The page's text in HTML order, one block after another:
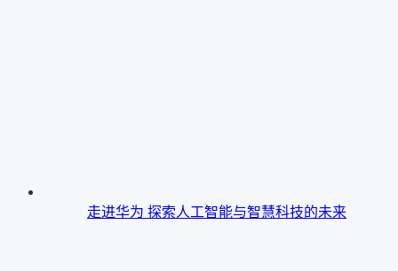
走进华为 探索人工智能与智慧科技的未来